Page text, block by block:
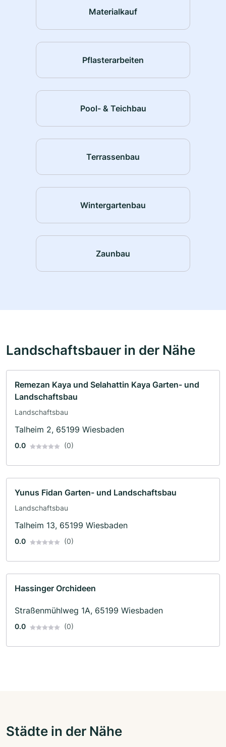
Materialkauf
Pflasterarbeiten
Pool- & Teichbau
Terrassenbau
Wintergartenbau
Zaunbau
Landschaftsbauer in der Nähe
Remezan Kaya und Selahattin Kaya Garten- und
Landschaftsbau
Landschaftsbau
Talheim 2, 65199 Wiesbaden
0.0 (0)
Yunus Fidan Garten- und Landschaftsbau
Landschaftsbau
Talheim 13, 65199 Wiesbaden
0.0 (0)
Hassinger Orchideen
Straßenmühlweg 1A, 65199 Wiesbaden
0.0 (0)
Städte in der Nähe